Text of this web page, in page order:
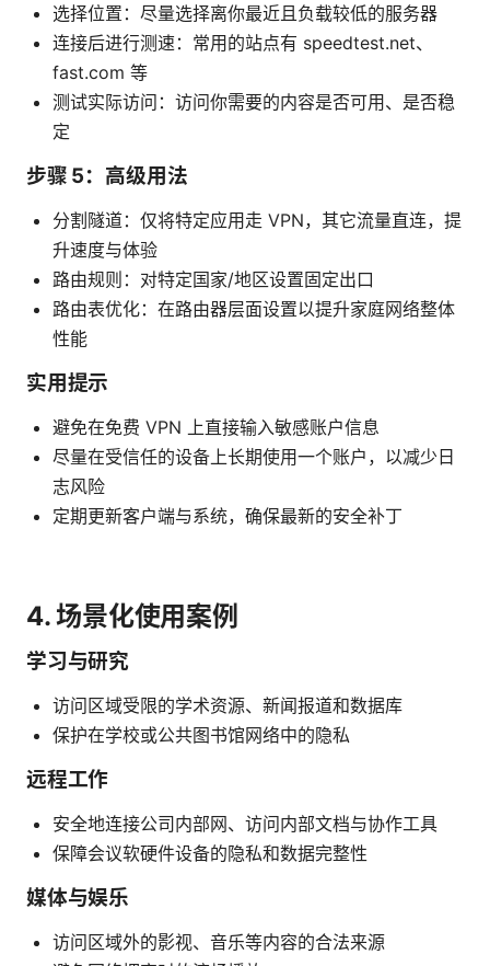
选择位置：尽量选择离你最近且负载较低的服务器
连接后进行测速：常用的站点有 speedtest.net、
fast.com 等
测试实际访问：访问你需要的内容是否可用、是否稳
定
步骤 5：高级用法
分割隧道：仅将特定应用走 VPN，其它流量直连，提
升速度与体验
路由规则：对特定国家/地区设置固定出口
路由表优化：在路由器层面设置以提升家庭网络整体
性能
实用提示
避免在免费 VPN 上直接输入敏感账户信息
尽量在受信任的设备上长期使用一个账户，以减少日
志风险
定期更新客户端与系统，确保最新的安全补丁
4. 场景化使用案例
学习与研究
访问区域受限的学术资源、新闻报道和数据库
保护在学校或公共图书馆网络中的隐私
远程工作
安全地连接公司内部网、访问内部文档与协作工具
保障会议软硬件设备的隐私和数据完整性
媒体与娱乐
访问区域外的影视、音乐等内容的合法来源